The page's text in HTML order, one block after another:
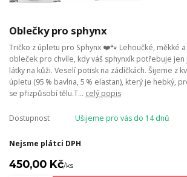
Oblečky pro sphynx
Tričko z úpletu pro Sphynx ❤️🐾 Lehoučké, měkké
obleček pro chvíle, kdy váš sphynxík potřebuje
látky na kůži. Veselí potisk na zádíčkách. Šijeme z
úpletu (95 % bavlna, 5 % elastan), který je hebký,
se přizpůsobí tělu.T... celý popis
Dostupnost Ušijeme pro vás do 14 dnů
Nejsme plátci DPH
450,00 Kč/ks